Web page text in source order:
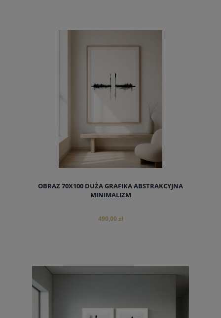
OBRAZ 70X100 DUŻA GRAFIKA ABSTRAKCYJNA
MINIMALIZM
490,00 zł